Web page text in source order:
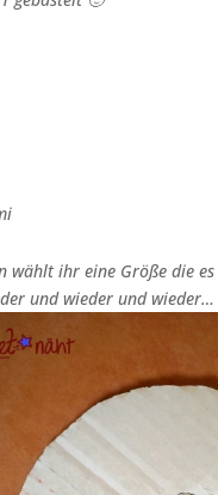
wählt ihr eine Größe die
und wieder und wieder…